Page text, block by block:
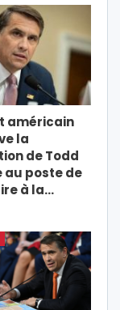
américain
la
de Todd
au poste de
à la…